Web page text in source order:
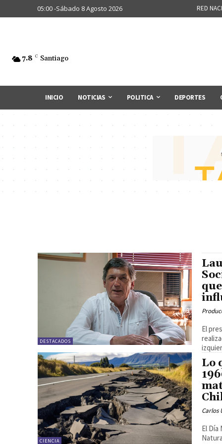
05:00 -Sábado 8 Agosto 2026 RED
7.8 C Santiago
INICIO NOTICIAS POLITICA DEPORTES
DESTACADOS
El
CIENCIA
Lo
Carlos
El Día